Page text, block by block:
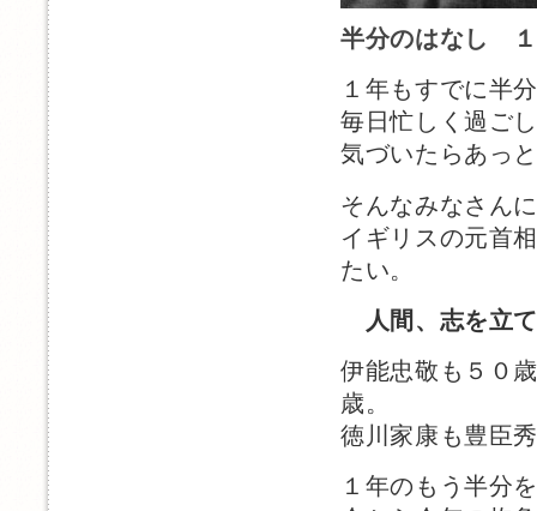
半分のはなし
１年もすでに半
毎日忙しく過ご
気づいたらあっ
そんなみなさん
イギリスの元首
たい。
人間、志を立
伊能忠敬も５０
歳。
徳川家康も豊臣
１年のもう半分